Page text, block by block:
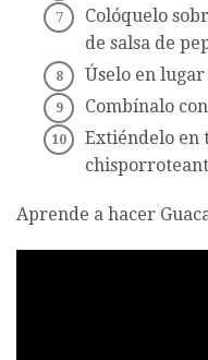
Colóquelo
de salsa de
Úselo en lugar
Combínalo
Extiéndelo en
Aprende a hacer